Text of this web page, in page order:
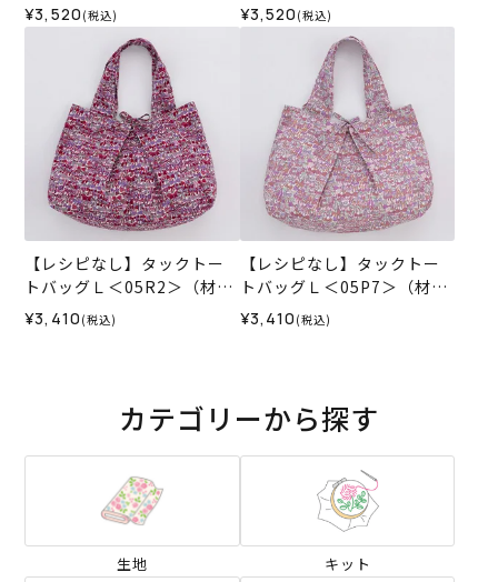
¥3,520 (税込) ¥3,520 (税込)
【レシピなし】タックトー
トバッグＬ＜05R2＞（材料
セット）
¥3,410 (税込)
【レシピなし】タックトー
トバッグＬ＜05P7＞（材料
セット）
¥3,410 (税込)
カテゴリーから探す
生地 キット